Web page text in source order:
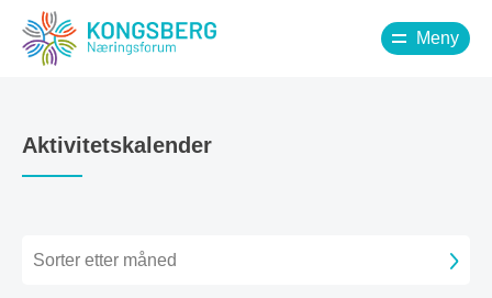
Meny
Aktivitetskalender
Sorter etter måned